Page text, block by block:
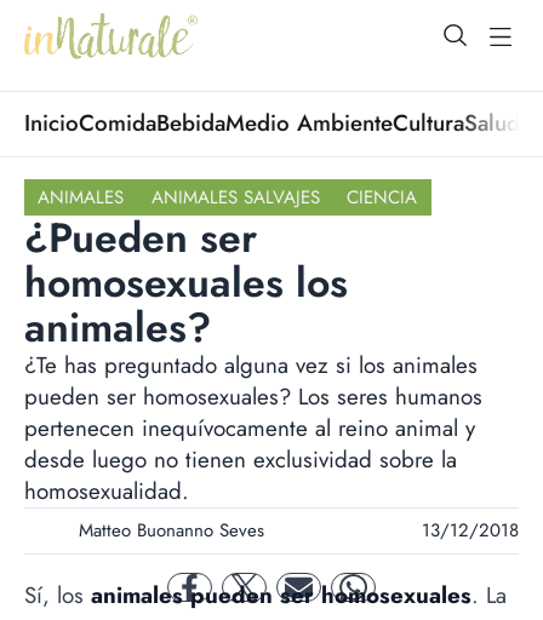
open
InicioComidaBebidaMedio AmbienteCulturaSalud
ANIMALES ANIMALES SALVAJES CIENCIA
¿Pueden ser
homosexuales los
animales?
¿Te has preguntado alguna vez si los animales
pueden ser homosexuales? Los seres humanos
pertenecen inequívocamente al reino animal y
desde luego no tienen exclusividad sobre la
homosexualidad.
Matteo Buonanno Seves 13/12/2018
facebooktwitter mail whatsapp
Sí, los animales pueden ser homosexuales. La